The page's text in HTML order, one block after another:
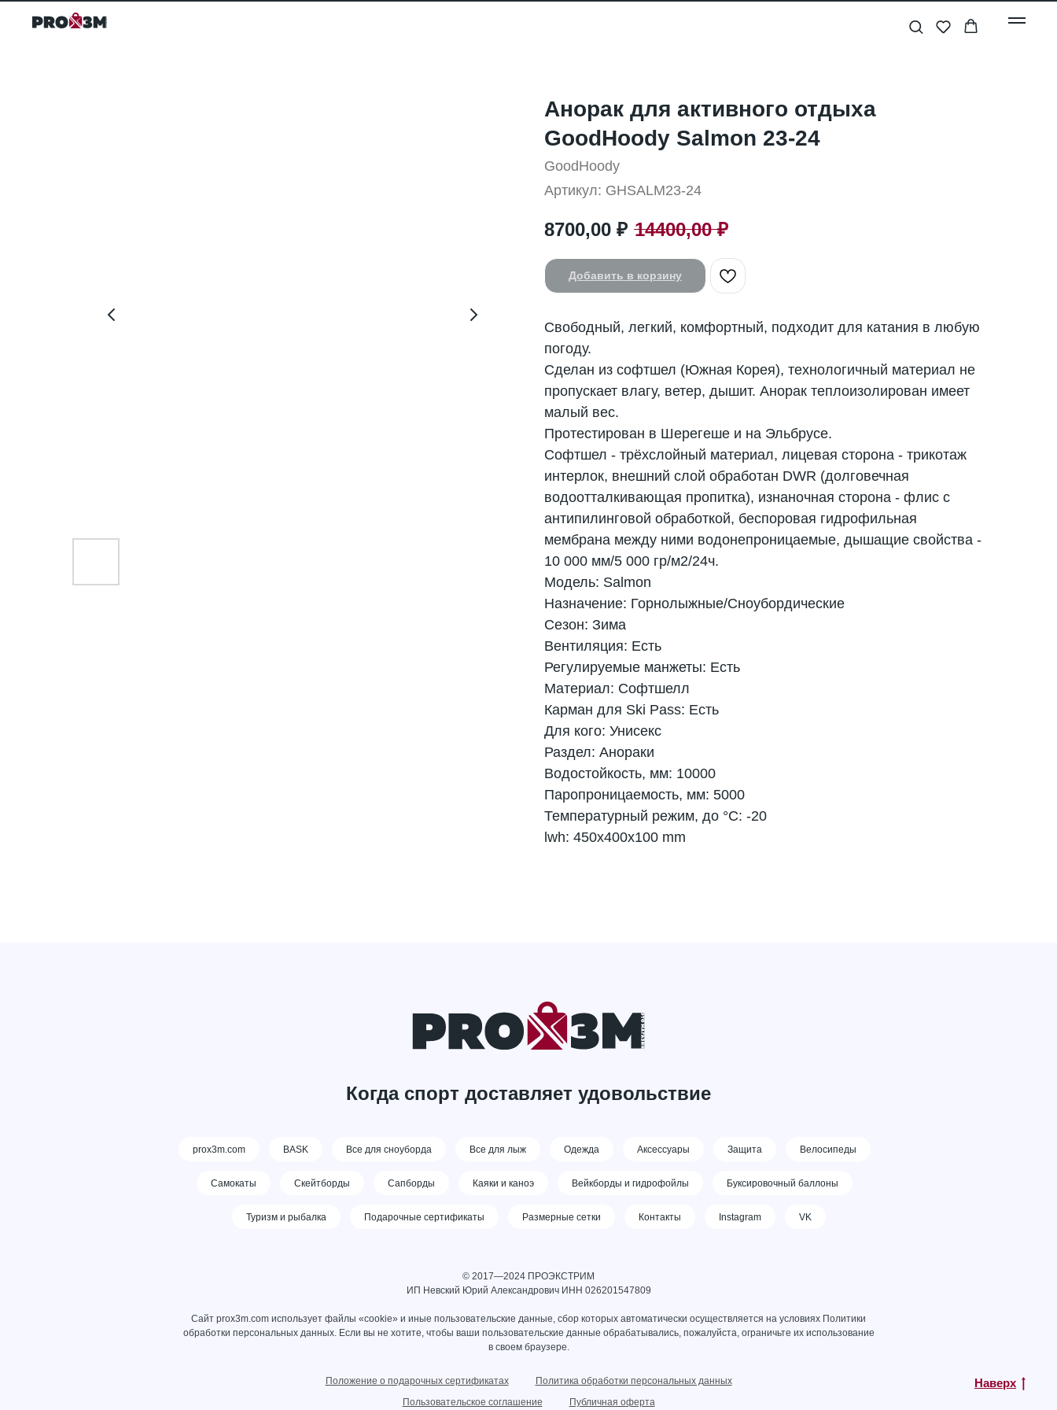
Анорак для активного отдыха
GoodHoody Salmon 23-24
GoodHoody
Артикул: GHSALM23-24
8700,00 ₽ 14400,00 ₽
Добавить в корзину
Свободный, легкий, комфортный, подходит для катания в любую
погоду.
Сделан из софтшел (Южная Корея), технологичный материал не
пропускает влагу, ветер, дышит. Анорак теплоизолирован имеет
малый вес.
Протестирован в Шерегеше и на Эльбрусе.
Софтшел - трёхслойный материал, лицевая сторона - трикотаж
интерлок, внешний слой обработан DWR (долговечная
водоотталкивающая пропитка), изнаночная сторона - флис с
антипилинговой обработкой, беспоровая гидрофильная
мембрана между ними водонепроницаемые, дышащие свойства -
10 000 мм/5 000 гр/м2/24ч.
Модель: Salmon
Назначение: Горнолыжные/Сноубордические
Сезон: Зима
Вентиляция: Есть
Регулируемые манжеты: Есть
Материал: Софтшелл
Карман для Ski Pass: Есть
Для кого: Унисекс
Раздел: Анораки
Водостойкость, мм: 10000
Паропроницаемость, мм: 5000
Температурный режим, до °C: -20
lwh: 450x400x100 mm
Когда спорт доставляет удовольствие
prox3m.com BASK Все для сноуборда Все для лыж Одежда Аксессуары Защита Велосипеды
Самокаты Скейтборды Сапборды Каяки и каноэ Вейкборды и гидрофойлы Буксировочный баллоны
Туризм и рыбалка Подарочные сертификаты Размерные сетки Контакты Instagram VK
© 2017—2024 ПРОЭКСТРИМ
ИП Невский Юрий Александрович ИНН 026201547809
Сайт prox3m.com использует файлы «cookie» и иные пользовательские данные, сбор которых автоматически осуществляется на условиях Политики
обработки персональных данных. Если вы не хотите, чтобы ваши пользовательские данные обрабатывались, пожалуйста, ограничьте их использование
в своем браузере.
Положение о подарочных сертификатах
Политика обработки персональных данных
Пользовательское соглашение
Публичная оферта
Наверх